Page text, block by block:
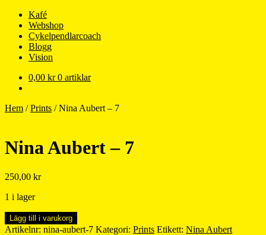
Kafé
Webshop
Cykelpendlarcoach
Blogg
Vision
0,00 kr 0 artiklar
Hem /Prints /Nina Aubert – 7
Nina Aubert – 7
250,00 kr
1 i lager
Nina
Aubert
Lägg till i varukorg
Artikelnr: nina-aubert-7 Kategori: Prints Etikett: Nina Aubert